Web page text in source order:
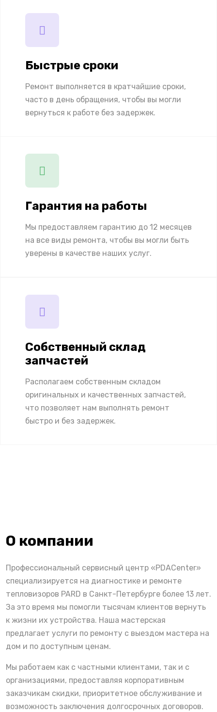
Быстрые сроки
Ремонт выполняется в кратчайшие сроки,
часто в день обращения, чтобы вы могли
вернуться к работе без задержек.
Гарантия на работы
Мы предоставляем гарантию до 12 месяцев
на все виды ремонта, чтобы вы могли быть
уверены в качестве наших услуг.
Собственный склад
запчастей
Располагаем собственным складом
оригинальных и качественных запчастей,
что позволяет нам выполнять ремонт
быстро и без задержек.
О компании
Профессиональный сервисный центр «PDACenter»
специализируется на диагностике и ремонте
тепловизоров PARD в Санкт-Петербурге более 13 лет.
За это время мы помогли тысячам клиентов вернуть
к жизни их устройства. Наша мастерская
предлагает услуги по ремонту с выездом мастера на
дом и по доступным ценам.
Мы работаем как с частными клиентами, так и с
организациями, предоставляя корпоративным
заказчикам скидки, приоритетное обслуживание и
возможность заключения долгосрочных договоров.